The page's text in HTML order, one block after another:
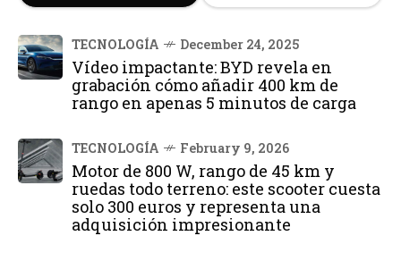
TECNOLOGÍA December 24, 2025
Vídeo impactante: BYD revela en
grabación cómo añadir 400 km de
rango en apenas 5 minutos de carga
TECNOLOGÍA February 9, 2026
Motor de 800 W, rango de 45 km y
ruedas todo terreno: este scooter cuesta
solo 300 euros y representa una
adquisición impresionante